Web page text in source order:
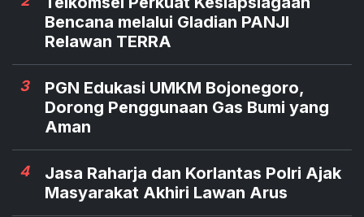
Bencana melalui Gladian PANJI
Relawan TERRA
3
PGN Edukasi UMKM Bojonegoro,
Dorong Penggunaan Gas Bumi yang
Aman
4
Jasa Raharja dan Korlantas Polri Ajak
Masyarakat Akhiri Lawan Arus